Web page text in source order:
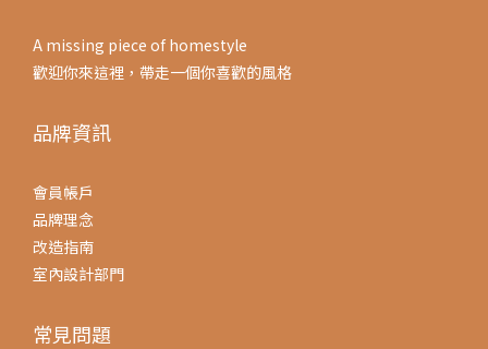
A missing piece of homestyle
歡迎你來這裡，帶走一個你喜歡的風格
品牌資訊
會員帳戶
品牌理念
改造指南
室內設計部門
常見問題